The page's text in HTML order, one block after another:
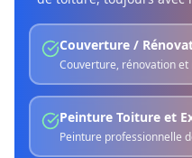
Couverture /
Couverture, rénovation
Peinture Toiture et
Peinture professionnelle